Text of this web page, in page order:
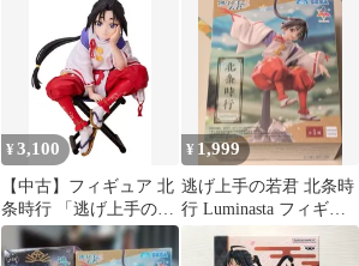
¥3,100
【中古】フィギュア 北
条時行 「逃げ上手の若
君」 PVC＆ABS製塗装
済み完成品
¥ 1,999
逃げ上手の若君 北条時
行 Luminasta フィギュ
ア プライズ